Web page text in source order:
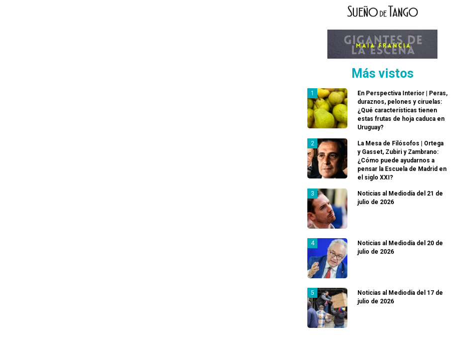
Más vistos
En Perspectiva Interior | Peras,
duraznos, pelones y ciruelas:
¿Qué características tienen
estas frutas de hoja caduca en
Uruguay?
La Mesa de Filósofos | Ortega
y Gasset, Zubiri y Zambrano:
¿Cómo puede ayudarnos a
pensar la Escuela de Madrid en
el siglo XXI?
Noticias al Mediodía del 21 de
julio de 2026
Noticias al Mediodía del 20 de
julio de 2026
Noticias al Mediodía del 17 de
julio de 2026